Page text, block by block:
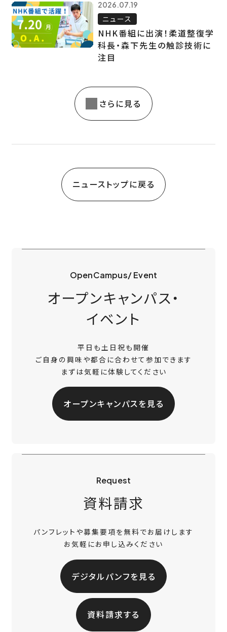
2026.07.19
ニュース
NHK番組に出演！柔道整復学
科長・森下先生の触診技術に
注目
さらに見る
ニューストップに戻る
OpenCampus/ Event
オープンキャンパス・
イベント
平日も土日祝も開催
ご自身の興味や都合に合わせて参加できます
まずは気軽に体験してください
オープンキャンパスを見る
Request
資料請求
パンフレットや募集要項を無料でお届けします
お気軽にお申し込みください
デジタルパンフを見る
資料請求する